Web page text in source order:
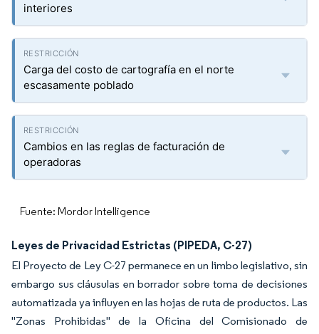
interiores
Carga del costo de cartografía en el norte
escasamente poblado
Cambios en las reglas de facturación de
operadoras
Fuente: Mordor Intelligence
Leyes de Privacidad Estrictas (PIPEDA, C-27)
El Proyecto de Ley C-27 permanece en un limbo legislativo, sin
embargo sus cláusulas en borrador sobre toma de decisiones
automatizada ya influyen en las hojas de ruta de productos. Las
"Zonas Prohibidas" de la Oficina del Comisionado de